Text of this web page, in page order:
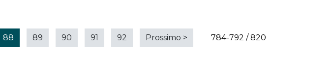
784-792 / 820
88 89 90 91 92 Prossimo >